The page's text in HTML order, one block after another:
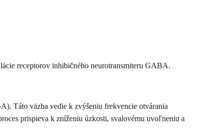
receptorov inhibičného neurotransmiteru GABA.
Táto väzba vedie k zvýšeniu frekvencie otvárania
prispieva k zníženiu úzkosti, svalovému uvoľneniu a